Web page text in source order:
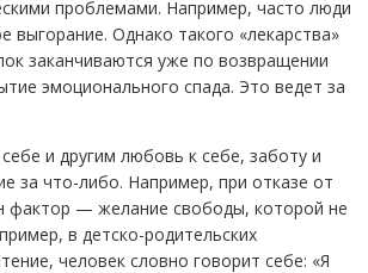
проблемами. Например, часто люди
Однако такого «лекарства»
заканчиваются уже по возвращении
эмоционального спада. Это ведет за
и другим любовь к себе, заботу и
за что-либо. Например, при отказе от
фактор — желание свободы, которой не
в детско-родительских
человек словно говорит себе: «Я